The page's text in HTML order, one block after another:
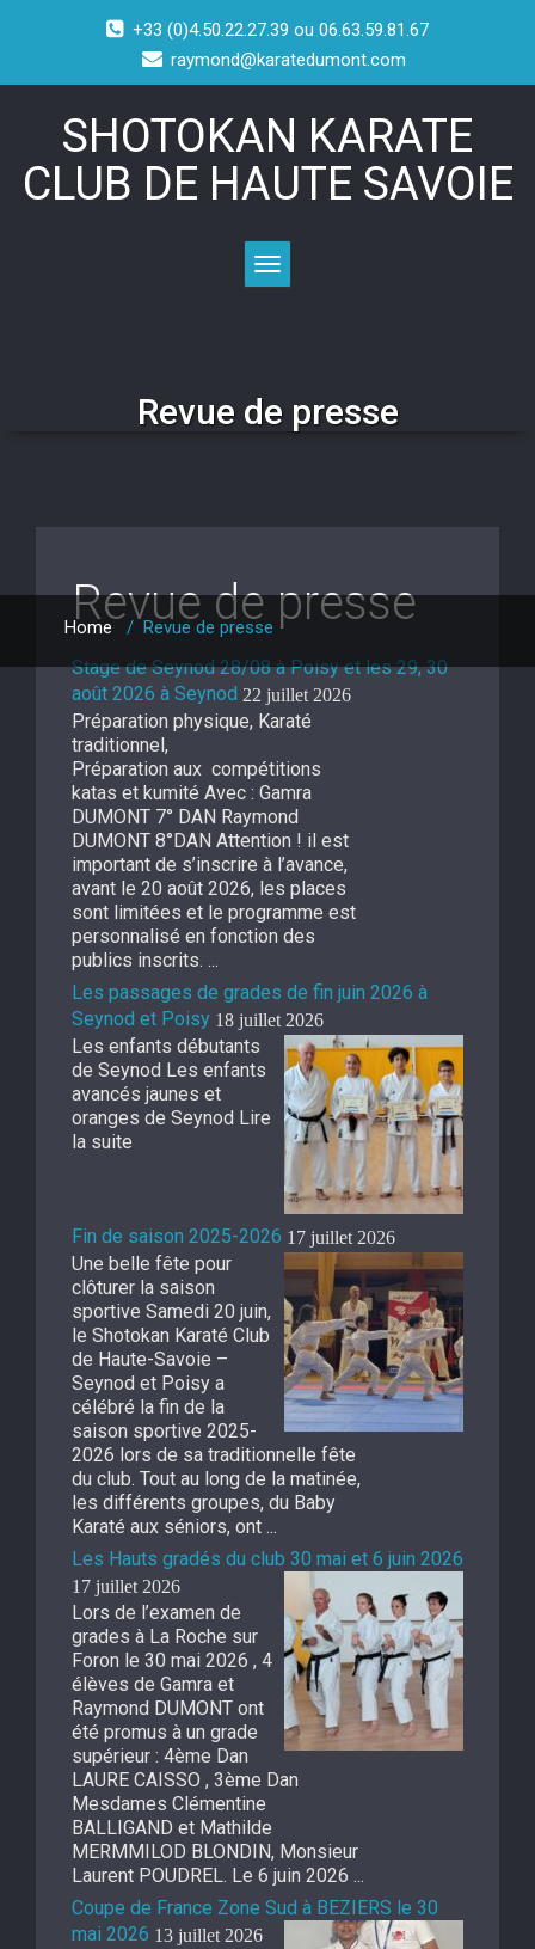
+33 (0)4.50.22.27.39 ou 06.63.59.81.67
raymond@karatedumont.com
SHOTOKAN KARATE
CLUB DE HAUTE SAVOIE
Toggle navigation
Revue de presse
Home / Revue de presse
Revue de presse
Stage de Seynod 28/08 à Poisy et les 29, 30
août 2026 à Seynod 22 juillet 2026
Préparation physique, Karaté
traditionnel,
Préparation aux compétitions
katas et kumité Avec : Gamra
DUMONT 7° DAN Raymond
DUMONT 8°DAN Attention ! il est
important de s’inscrire à l’avance,
avant le 20 août 2026, les places
sont limitées et le programme est
personnalisé en fonction des
publics inscrits. ...
Les passages de grades de fin juin 2026 à
Seynod et Poisy 18 juillet 2026
Les enfants débutants
de Seynod Les enfants
avancés jaunes et
oranges de Seynod Lire
la suite
Fin de saison 2025-2026 17 juillet 2026
Une belle fête pour
clôturer la saison
sportive Samedi 20 juin,
le Shotokan Karaté Club
de Haute-Savoie –
Seynod et Poisy a
célébré la fin de la
saison sportive 2025-
2026 lors de sa traditionnelle fête
du club. Tout au long de la matinée,
les différents groupes, du Baby
Karaté aux séniors, ont ...
Les Hauts gradés du club 30 mai et 6 juin 2026
17 juillet 2026
Lors de l’examen de
grades à La Roche sur
Foron le 30 mai 2026 , 4
élèves de Gamra et
Raymond DUMONT ont
été promus à un grade
supérieur : 4ème Dan
LAURE CAISSO , 3ème Dan
Mesdames Clémentine
BALLIGAND et Mathilde
MERMMILOD BLONDIN, Monsieur
Laurent POUDREL. Le 6 juin 2026 ...
Coupe de France Zone Sud à BEZIERS le 30
mai 2026 13 juillet 2026